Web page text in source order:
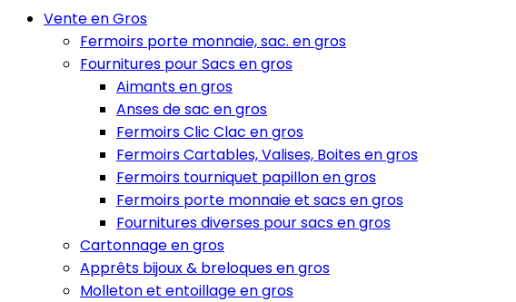
Vente en Gros
Fermoirs porte monnaie, sac. en gros
Fournitures pour Sacs en gros
Aimants en gros
Anses de sac en gros
Fermoirs Clic Clac en gros
Fermoirs Cartables, Valises, Boites en gros
Fermoirs tourniquet papillon en gros
Fermoirs porte monnaie et sacs en gros
Fournitures diverses pour sacs en gros
Cartonnage en gros
Apprêts bijoux & breloques en gros
Molleton et entoillage en gros